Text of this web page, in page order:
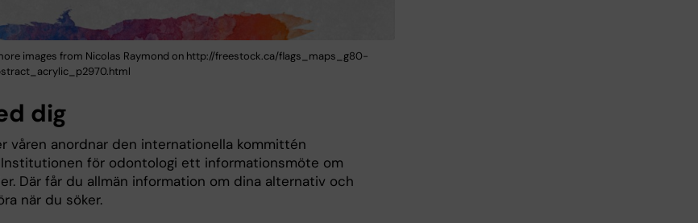
images from Nicolas Raymond on http://freestock.ca/flags_maps_g80-
dig
våren anordnar den internationella kommittén
Institutionen för odontologi ett informationsmöte om
Där får du allmän information om dina alternativ och
när du söker.